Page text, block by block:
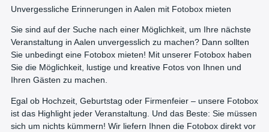
Unvergessliche Erinnerungen in Aalen mit Fotobox mieten
Sie sind auf der Suche nach einer Möglichkeit, um Ihre nächste
Veranstaltung in Aalen unvergesslich zu machen? Dann sollten
Sie unbedingt eine Fotobox mieten! Mit unserer Fotobox haben
Sie die Möglichkeit, lustige und kreative Fotos von Ihnen und
Ihren Gästen zu machen.
Egal ob Hochzeit, Geburtstag oder Firmenfeier – unsere Fotobox
ist das Highlight jeder Veranstaltung. Und das Beste: Sie müssen
sich um nichts kümmern! Wir liefern Ihnen die Fotobox direkt vor